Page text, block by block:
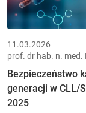
11.03.2026
prof. dr hab. n.
Bezpieczeństwo
generacji w CLL/
2025